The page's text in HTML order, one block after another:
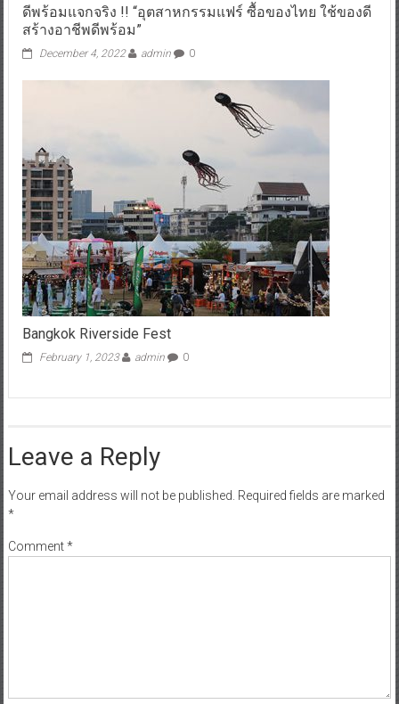
ดีพร้อมแจกจริง !! “อุตสาหกรรมแฟร์ ซื้อของไทย ใช้ของดี
สร้างอาชีพดีพร้อม”
December 4, 2022 admin 0
Bangkok Riverside Fest
February 1, 2023 admin 0
Leave a Reply
Your email address will not be published. Required fields are marked
*
Comment*